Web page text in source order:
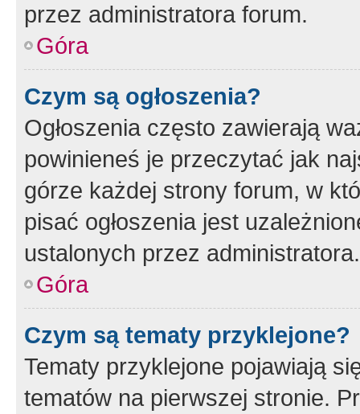
przez administratora forum.
Góra
Czym są ogłoszenia?
Ogłoszenia często zawierają
powinieneś je przeczytać jak
górze każdej strony forum, w
pisać ogłoszenia jest
ustalonych przez administratora.
Góra
Czym są tematy przyklejone?
Tematy przyklejone pojawiają
tematów na pierwszej stronie.